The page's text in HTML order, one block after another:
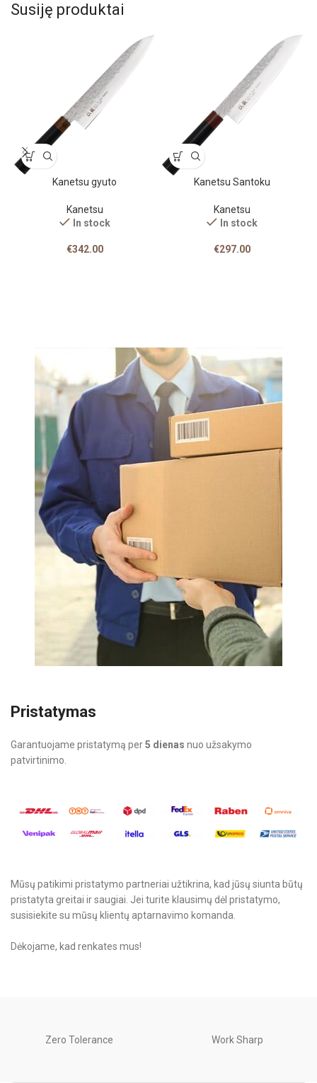
Susiję produktai
Kanetsu gyuto
Kanetsu
In stock
€342.00
Kanetsu Santoku
Kanetsu
In stock
€297.00
Pristatymas
Garantuojame pristatymą per5 dienas nuo užsakymo
patvirtinimo.
Mūsų patikimi pristatymo partneriai užtikrina, kad jūsų siunta būtų
pristatyta greitai ir saugiai. Jei turite klausimų dėl pristatymo,
susisiekite su mūsų klientų aptarnavimo komanda.
Dėkojame, kad renkates mus!
Zero Tolerance Work Sharp